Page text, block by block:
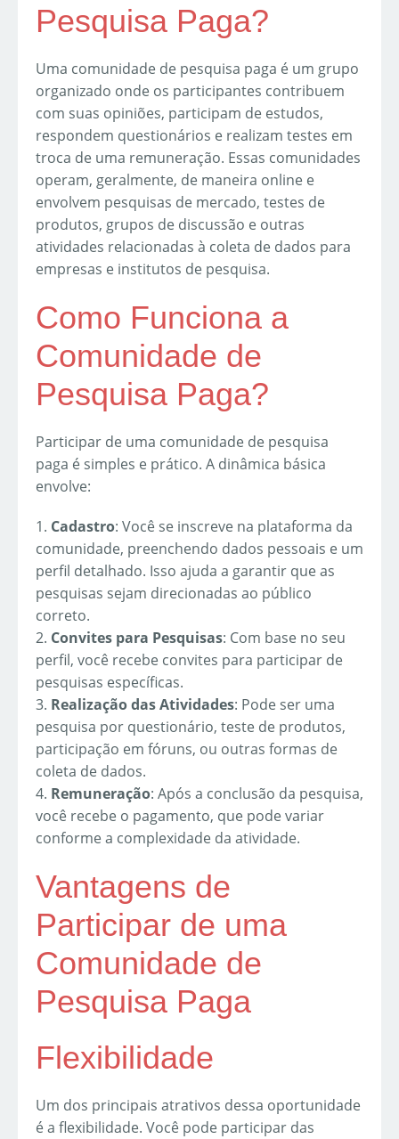
Pesquisa Paga?
Uma comunidade de pesquisa paga é um grupo
organizado onde os participantes contribuem
com suas opiniões, participam de estudos,
respondem questionários e realizam testes em
troca de uma remuneração. Essas comunidades
operam, geralmente, de maneira online e
envolvem pesquisas de mercado, testes de
produtos, grupos de discussão e outras
atividades relacionadas à coleta de dados para
empresas e institutos de pesquisa.
Como Funciona a
Comunidade de
Pesquisa Paga?
Participar de uma comunidade de pesquisa
paga é simples e prático. A dinâmica básica
envolve:
1. Cadastro: Você se inscreve na plataforma da
comunidade, preenchendo dados pessoais e um
perfil detalhado. Isso ajuda a garantir que as
pesquisas sejam direcionadas ao público
correto.
2. Convites para Pesquisas: Com base no seu
perfil, você recebe convites para participar de
pesquisas específicas.
3. Realização das Atividades: Pode ser uma
pesquisa por questionário, teste de produtos,
participação em fóruns, ou outras formas de
coleta de dados.
4. Remuneração: Após a conclusão da pesquisa,
você recebe o pagamento, que pode variar
conforme a complexidade da atividade.
Vantagens de
Participar de uma
Comunidade de
Pesquisa Paga
Flexibilidade
Um dos principais atrativos dessa oportunidade
é a flexibilidade. Você pode participar das